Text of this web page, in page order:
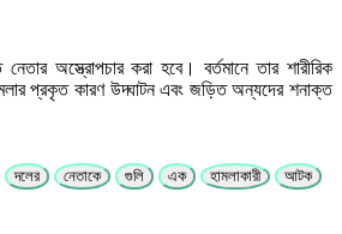
অস্ত্রোপচার করা হবে। বর্তমানে তার শারীরিক
প্রকৃত কারণ উদ্ঘাটন এবং জড়িত অন্যদের শনাক্ত
দলের নেতাকে গুলি এক হামলাকারী আটক